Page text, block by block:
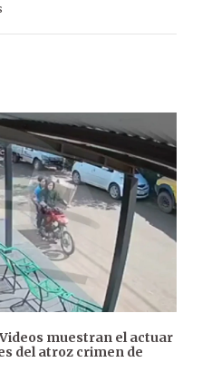
muestran el actuar
del atroz crimen de